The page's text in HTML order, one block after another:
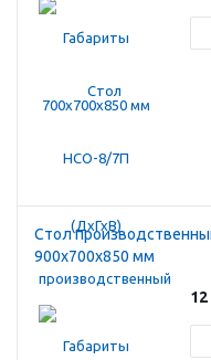
Стол
900х700х850 мм
12